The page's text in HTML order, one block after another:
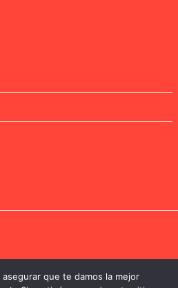
que te damos la mejor